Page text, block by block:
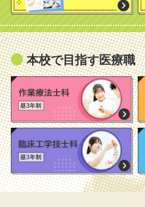
本校で目指す医療職